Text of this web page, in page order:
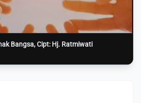
Bangsa, Cipt: Hj. Ratmiwati